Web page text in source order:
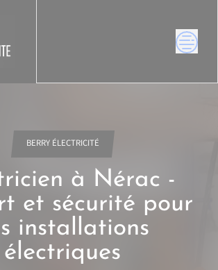
BERRY ÉLECTRICITÉ
à Nérac -
et sécurité pour
installations
électriques